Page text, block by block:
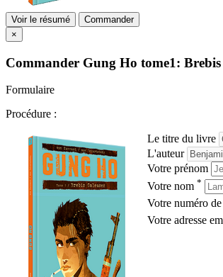
Voir le résumé
Commander
×
Commander Gung Ho tome1: Brebis
Formulaire
Procédure :
Le titre du livre
L'auteur
Votre prénom
Votre nom *
Votre numéro
Votre adresse